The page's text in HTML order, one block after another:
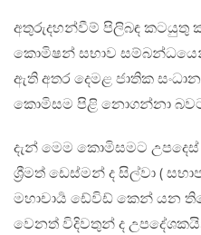
අතුරුදහන්වීම් පිලිබඳ කටයුතු
කොමිෂන් සභාව
ඇති අතර දෙමළ ජාතික
කොමිසම පිළි නොගන්නා බවට
දැන් මෙම කොමිසමට
ශ්‍රීමත් ඩෙස්මන් ද සිල්වා (
මහාචාර්‍ය ඩේවිඩ් කෙන් යන
වෙනත් විදිවතුන් ද